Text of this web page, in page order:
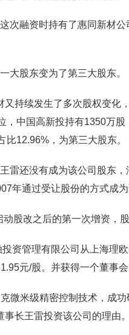
次融资时持有了惠同新材
大股东变为了第三大股东。
持续发生了多次股权变化
，中国高新投持有1350万
12.96%，为第三大股东。
雷还没有成为该公司股东
年通过受让股份的方式成为
股改之后的第一次增资，
资管理有限公司从上海理
元/股。并获得一个董事会
微米级精密控制技术，成
长王雷投资该公司的理由。